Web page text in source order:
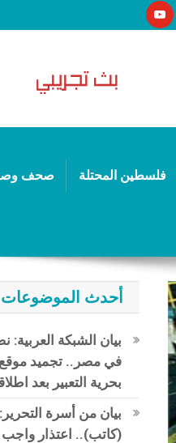
فلسطين المحتلة صحف
أحدث الموضوعات
بيان الشبكة العربية:
في مصر.. تجميد
بحرية التعبير بعد
بيان من أسرة
(كاتب).. اعتذار واجب